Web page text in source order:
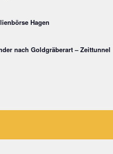
Hagen
nach Goldgräberart – Zeittunnel